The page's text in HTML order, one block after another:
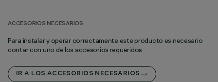
ACCESORIOS NECESARIOS
Para instalar y operar correctamente este producto es necesario
contar con uno de los accesorios requeridos
IR A LOS ACCESORIOS NECESARIOS